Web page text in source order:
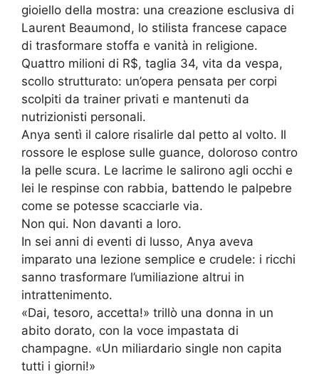
gioiello della mostra: una creazione esclusiva di
Laurent Beaumond, lo stilista francese capace
di trasformare stoffa e vanità in religione.
Quattro milioni di R$, taglia 34, vita da vespa,
scollo strutturato: un’opera pensata per corpi
scolpiti da trainer privati e mantenuti da
nutrizionisti personali.
Anya sentì il calore risalirle dal petto al volto. Il
rossore le esplose sulle guance, doloroso contro
la pelle scura. Le lacrime le salirono agli occhi e
lei le respinse con rabbia, battendo le palpebre
come se potesse scacciarle via.
Non qui. Non davanti a loro.
In sei anni di eventi di lusso, Anya aveva
imparato una lezione semplice e crudele: i ricchi
sanno trasformare l’umiliazione altrui in
intrattenimento.
«Dai, tesoro, accetta!» trillò una donna in un
abito dorato, con la voce impastata di
champagne. «Un miliardario single non capita
tutti i giorni!»